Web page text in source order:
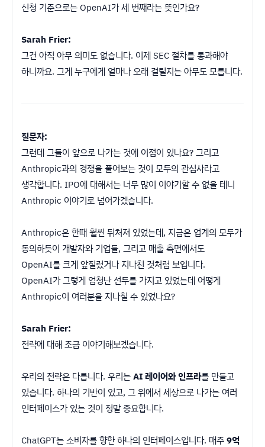
신청 기준으로는 OpenAI가 세 번째라는 뜻인가요?
Sarah Frier:
그건 아직 아무 의미도 없습니다. 이제 SEC 절차를 통과해야
하니까요. 그게 누구에게 얼마나 오래 걸릴지는 아무도 모릅니다.
질문자:
그런데 그들이 앞으로 나가는 것에 이점이 있나요? 그리고
Anthropic과의 경쟁을 풀어보는 것이 모두의 관심사라고
생각합니다. IPO에 대해서는 너무 많이 이야기할 수 없을 테니
Anthropic 이야기로 넘어가겠습니다.
Anthropic은 한때 훨씬 뒤처져 있었는데, 지금은 업계의 모두가
동의하듯이 개발자와 기업들, 그리고 매출 측면에서도
OpenAI를 크게 앞질렀거나 지나친 것처럼 보입니다.
OpenAI가 그렇게 엄청난 선두를 가지고 있었는데 어떻게
Anthropic이 여러분을 지나칠 수 있었나요?
Sarah Frier:
전략에 대해 조금 이야기해보겠습니다.
우리의 전략은 다릅니다. 우리는AI 레이어와 인프라를 만들고
있습니다. 하나의 기반이 있고, 그 위에서 세상으로 나가는 여러
인터페이스가 있는 것이 정말 중요합니다.
ChatGPT는 소비자를 향한 하나의 인터페이스입니다. 매주9억